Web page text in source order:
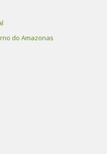
do Amazonas